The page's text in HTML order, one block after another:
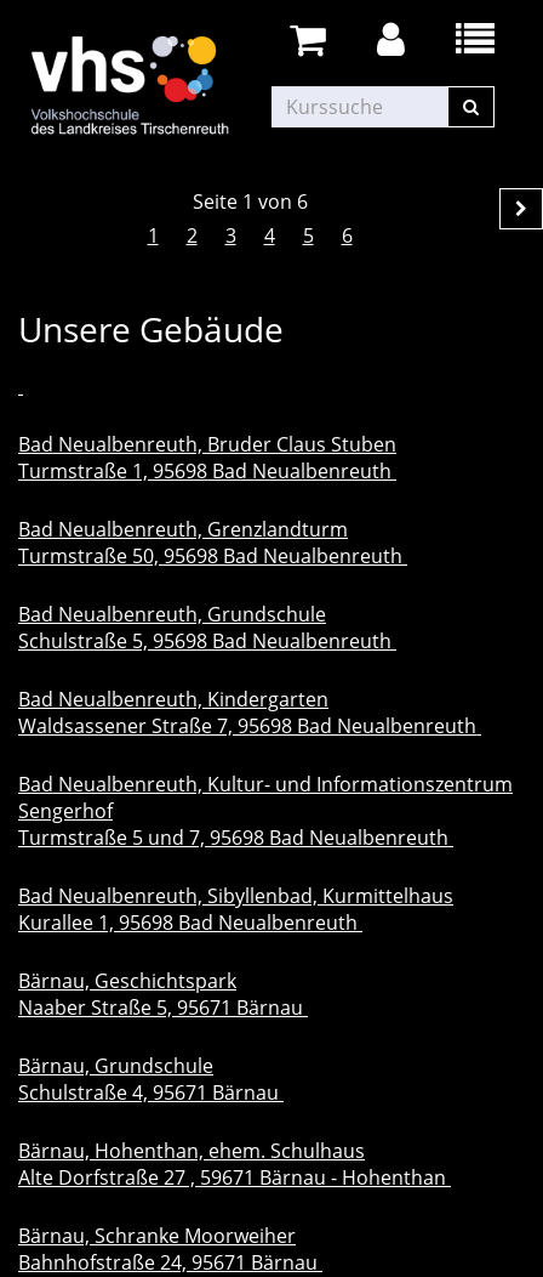
Seite 1 von 6
1
2 3 4 5 6
Unsere Gebäude
Bad Neualbenreuth, Bruder Claus Stuben
Turmstraße 1, 95698 Bad Neualbenreuth
Bad Neualbenreuth, Grenzlandturm
Turmstraße 50, 95698 Bad Neualbenreuth
Bad Neualbenreuth, Grundschule
Schulstraße 5, 95698 Bad Neualbenreuth
Bad Neualbenreuth, Kindergarten
Waldsassener Straße 7, 95698 Bad Neualbenreuth
Bad Neualbenreuth, Kultur- und Informationszentrum
Sengerhof
Turmstraße 5 und 7, 95698 Bad Neualbenreuth
Bad Neualbenreuth, Sibyllenbad, Kurmittelhaus
Kurallee 1, 95698 Bad Neualbenreuth
Bärnau, Geschichtspark
Naaber Straße 5, 95671 Bärnau
Bärnau, Grundschule
Schulstraße 4, 95671 Bärnau
Bärnau, Hohenthan, ehem. Schulhaus
Alte Dorfstraße 27 , 59671 Bärnau - Hohenthan
Bärnau, Schranke Moorweiher
Bahnhofstraße 24, 95671 Bärnau